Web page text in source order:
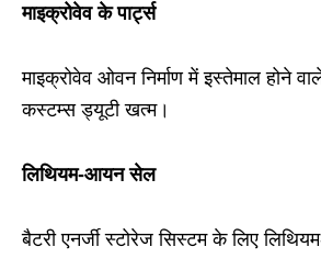
माइक्रोवेव के पार्ट्स
माइक्रोवेव ओवन निर्माण में इस्तेमाल होने
कस्टम्स ड्यूटी खत्म।
लिथियम-आयन सेल
बैटरी एनर्जी स्टोरेज सिस्टम के लिए